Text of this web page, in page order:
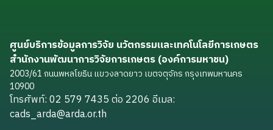
ศูนย์บริการข้อมูลการวิจัย นวัตกรรมและเทคโนโลยีการเกษตร
สำนักงานพัฒนาการวิจัยการเกษตร (องค์การมหาชน)
2003/61 ถนนพหลโยธิน แขวงลาดยาว เขตจตุจักร กรุงเทพมหานคร
10900
โทรศัพท์: 02 579 7435 ต่อ 2206 อีเมล:
cads_arda@arda.or.th